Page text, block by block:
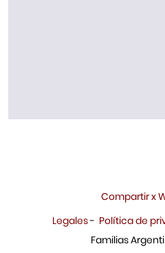
Compartir x
Legales- Política de
Familias